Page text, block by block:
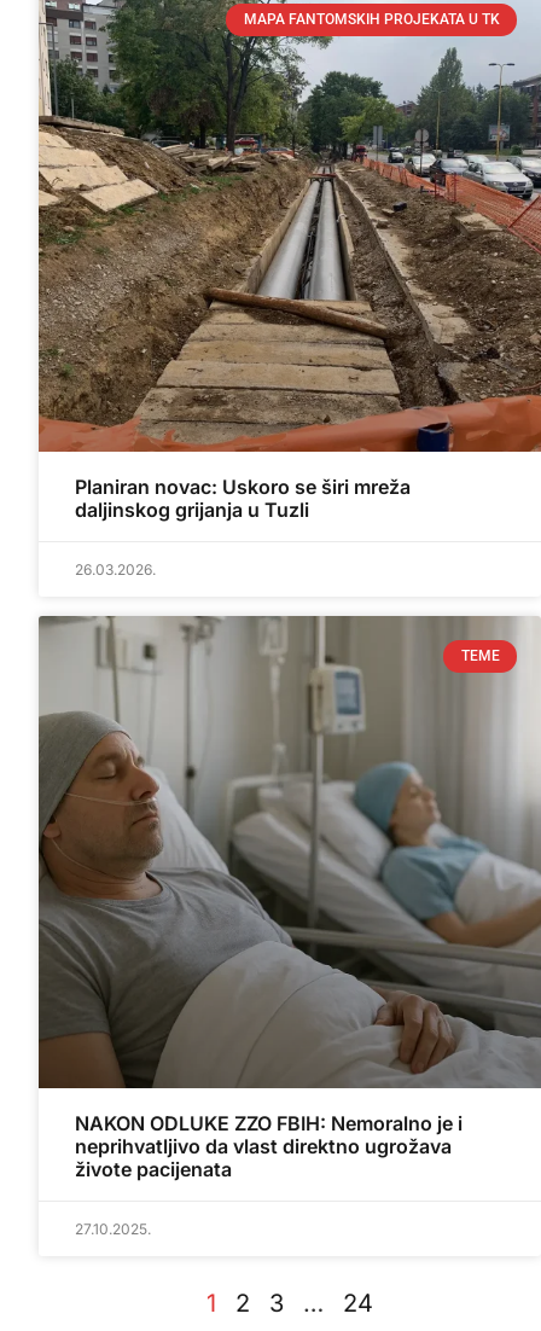
MAPA FANTOMSKIH PROJEKATA U TK
Planiran novac: Uskoro se širi mreža
daljinskog grijanja u Tuzli
26.03.2026.
TEME
NAKON ODLUKE ZZO FBIH: Nemoralno je i
neprihvatljivo da vlast direktno ugrožava
živote pacijenata
27.10.2025.
1 2 3 … 24